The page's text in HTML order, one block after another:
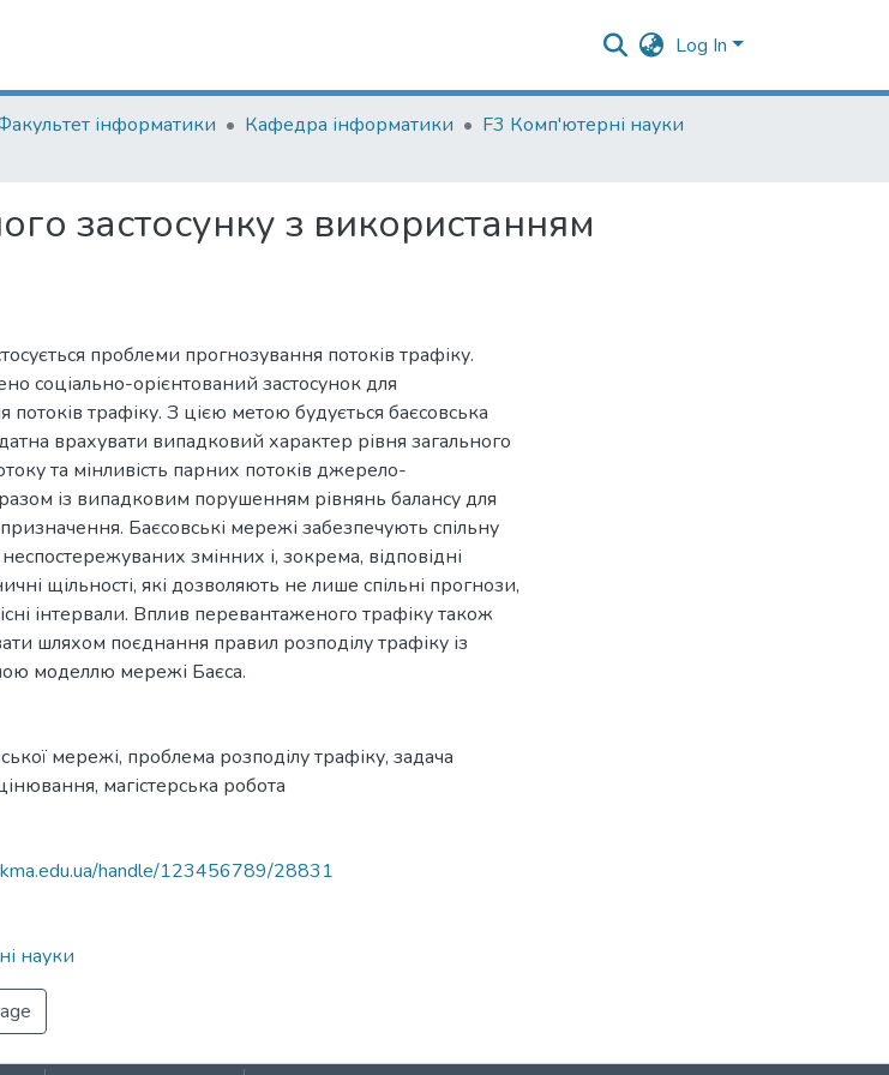
Log In
інформатики Кафедра інформатики
F3 Комп'ютерні науки
застосунку з використанням
проблеми прогнозування потоків трафіку.
соціально-орієнтований застосунок для
потоків трафіку. З цією метою будується баєсовська
врахувати випадковий характер рівня загального
та мінливість парних потоків джерело-
із випадковим порушенням рівнянь балансу для
Баєсовські мережі забезпечують спільну
неспостережуваних змінних і, зокрема, відповідні
щільності, які дозволяють не лише спільні прогнози,
інтервали. Вплив перевантаженого трафіку також
шляхом поєднання правил розподілу трафіку із
моделлю мережі Баєса.
мережі, проблема розподілу трафіку, задача
, магістерська робота
handle/123456789/28831
науки